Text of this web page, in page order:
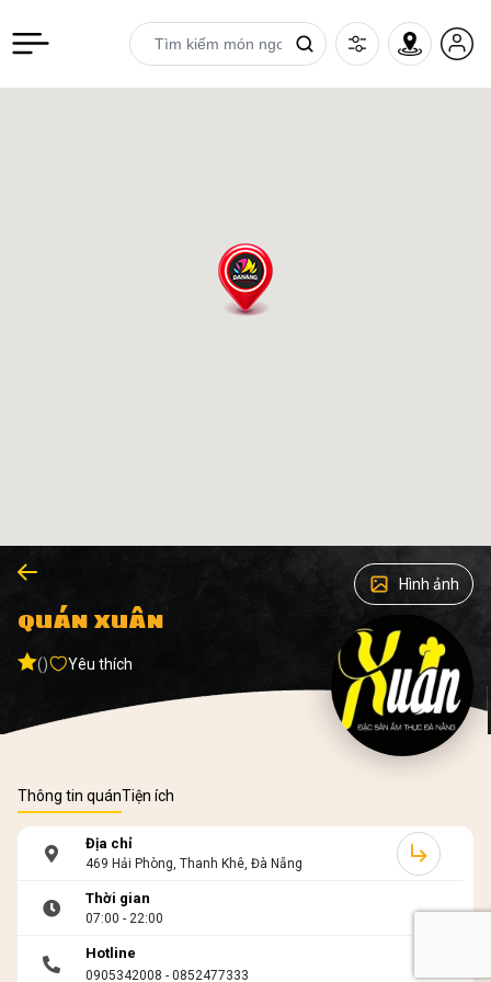
Hình ảnh
QUÁN XUÂN
() Yêu thích
Thông tin quánTiện ích
Địa chỉ
469 Hải Phòng, Thanh Khê, Đà Nẵng
Thời gian
07:00 - 22:00
Hotline
0905342008 - 0852477333